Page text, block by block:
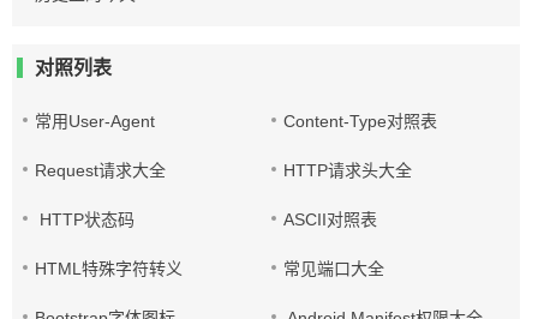
对照列表
常用User-Agent Content-Type对照表
Request请求大全 HTTP请求头大全
HTTP状态码 ASCII对照表
HTML特殊字符转义 常见端口大全